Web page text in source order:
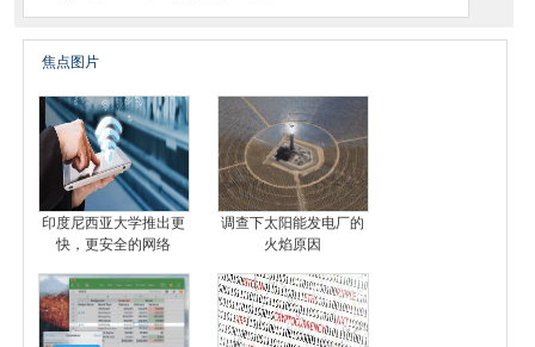
焦点图片
印度尼西亚大学推出更
快，更安全的网络
调查下太阳能发电厂的
火焰原因